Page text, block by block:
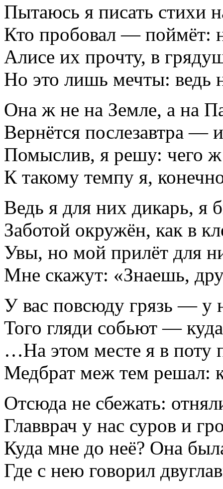
Пытаюсь я писать стихи
Кто пробовал — поймёт:
Алисе их прочту, в
Но это лишь мечты: ведь
Она ж не на Земле, а на
Вернётся послезавтра —
Помыслив, я решу: чего
К такому темпу я,
Ведь я для них дикарь, я
Заботой окружён, как в
Увы, но мой прилёт для
Мне скажут: «Знаешь,
У вас повсюду грязь — у
Того гляди собьют — куда
…На этом месте я в поту
Медбрат меж тем решал:
Отсюда не сбежать:
Главврач у нас суров и
Куда мне до неё? Она
Где с нею говорил